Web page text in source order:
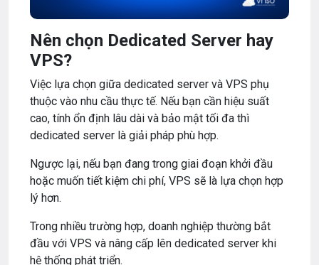
Nên chọn Dedicated Server hay
VPS?
Việc lựa chọn giữa dedicated server và VPS phụ
thuộc vào nhu cầu thực tế. Nếu bạn cần hiệu suất
cao, tính ổn định lâu dài và bảo mật tối đa thì
dedicated server là giải pháp phù hợp.
Ngược lại, nếu bạn đang trong giai đoạn khởi đầu
hoặc muốn tiết kiệm chi phí, VPS sẽ là lựa chọn hợp
lý hơn.
Trong nhiều trường hợp, doanh nghiệp thường bắt
đầu với VPS và nâng cấp lên dedicated server khi
hệ thống phát triển.